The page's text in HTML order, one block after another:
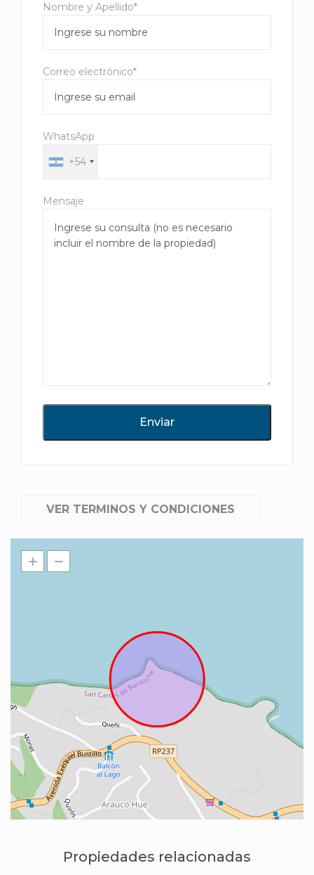
Nombre y Apellido*
Correo electrónico*
WhatsApp
+54
Mensaje
VER TERMINOS Y CONDICIONES
Propiedades relacionadas